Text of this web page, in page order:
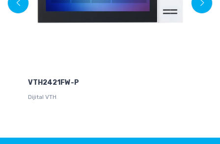
VTH2421FW-P
Dijital VTH